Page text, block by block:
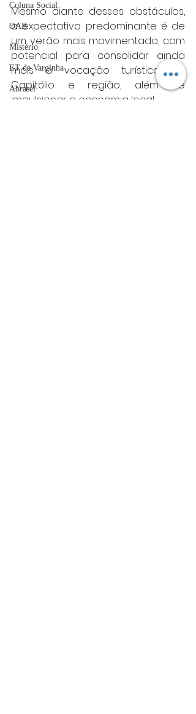
Coluna Social
OAB
Mistério
ET de Varginha
Abrasel
Mesmo diante desses obstáculos,
a expectativa predominante é de
um verão mais movimentado, com
potencial para consolidar ainda
mais a vocação turística de
Capitólio e região, além de
impulsionar a economia local.